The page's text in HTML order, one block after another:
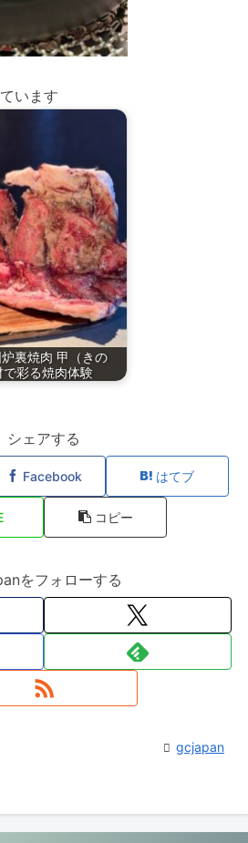
います
裏焼肉 甲（きの
で彩る焼肉体験
シェアする
Facebook はてブ
コピー
をフォローする
gcjapan